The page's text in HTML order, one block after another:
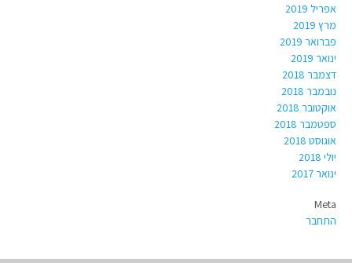
אפריל 2019
מרץ 2019
פברואר 2019
ינואר 2019
דצמבר 2018
נובמבר 2018
אוקטובר 2018
ספטמבר 2018
אוגוסט 2018
יולי 2018
ינואר 2017
Meta
התחבר